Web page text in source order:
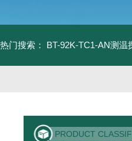
热门搜索： BT-92K-TC1-AN测温
PRODUCT